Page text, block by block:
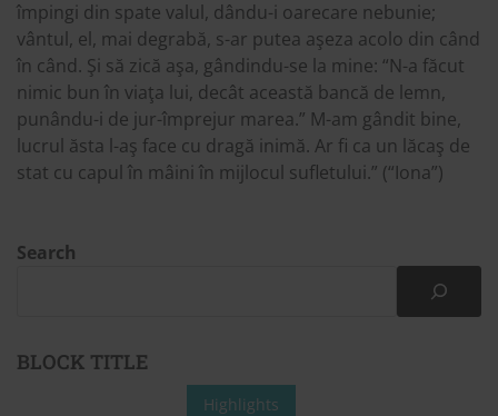
împingi din spate valul, dându-i oarecare nebunie;
vântul, el, mai degrabă, s-ar putea aşeza acolo din când
în când. Şi să zică aşa, gândindu-se la mine: “N-a făcut
nimic bun în viaţa lui, decât această bancă de lemn,
punându-i de jur-împrejur marea.” M-am gândit bine,
lucrul ăsta l-aş face cu dragă inimă. Ar fi ca un lăcaş de
stat cu capul în mâini în mijlocul sufletului.” (“Iona”)
Search
BLOCK TITLE
Highlights